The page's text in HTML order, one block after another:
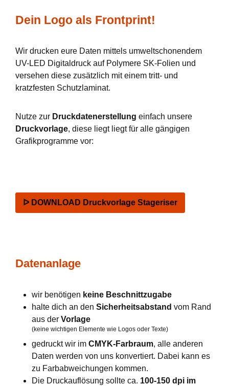
Dein Logo als Frontprint!
Wir drucken eure Daten mittels umweltschonendem
UV-LED Digitaldruck auf Polymere SK-Folien und
versehen diese zusätzlich mit einem tritt- und
kratzfesten Schutzlaminat.
Nutze zur Druckdatenerstellung einfach unsere
Druckvorlage, diese liegt liegt für alle gängigen
Grafikprogramme vor:
ᐅ DOWNLOAD Druckvorlage Stageriser
Datenanlage
wir benötigen keine Beschnittzugabe
halte dich an den Sicherheitsabstand vom Rand
aus der Vorlage
(keine wichtigen Elemente wie Logos oder Texte)
gedruckt wir im CMYK-Farbraum, alle anderen
Daten werden von uns konvertiert. Dabei kann es
zu Farbabweichungen kommen.
Die Druckauflösung sollte ca. 100-150 dpi im